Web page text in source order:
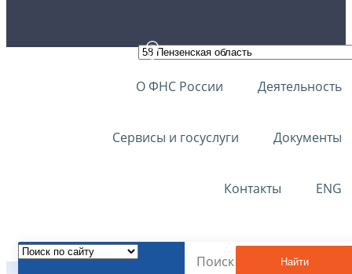
О ФНС России Деятельность
Сервисы и госуслуги Документы
Контакты ENG
Найти